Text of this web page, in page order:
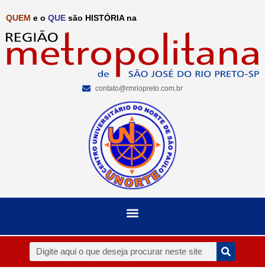
QUEM e o QUE são HISTÓRIA na
contato@rmriopreto.com.br